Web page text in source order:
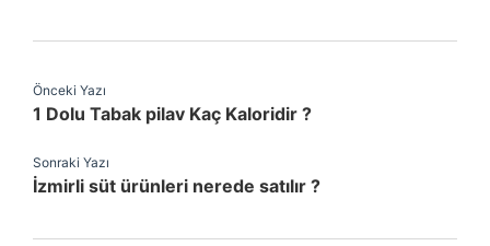
Önceki Yazı
1 Dolu Tabak pilav Kaç Kaloridir ?
Sonraki Yazı
İzmirli süt ürünleri nerede satılır ?